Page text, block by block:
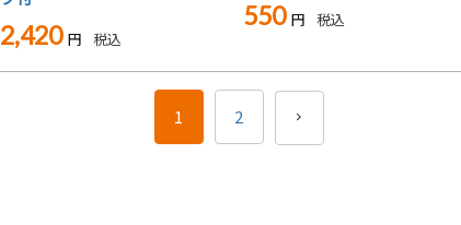
2,420 税込
550 税込
1 2